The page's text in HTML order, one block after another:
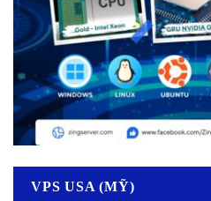
VPS USA (MỸ)